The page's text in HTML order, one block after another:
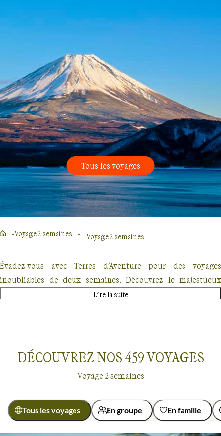
Voyage 2 semaines
Tous les voyages
Voyage 2 semaines Voyage 2 semaines
Évadez-vous avec Terres d'Aventure pour des voyages
inoubliables de deux semaines. Découvrez le majestueux
Kilimandjaro, explorez les forêts enneigées du Québec en
Nos voyages, conçus pour les passionnés de nature et
d'aventure offrent un dépaysement total mais également une
approche éco-responsable.
Lire la suite
DÉCOUVREZ NOS 459VOYAGES
Voyage 2 semaines
Tous les voyages En groupe En famille